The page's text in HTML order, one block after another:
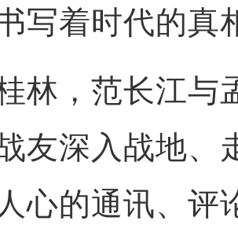
写着时代的真
，范长江与
友深入战地、
心的通讯、评